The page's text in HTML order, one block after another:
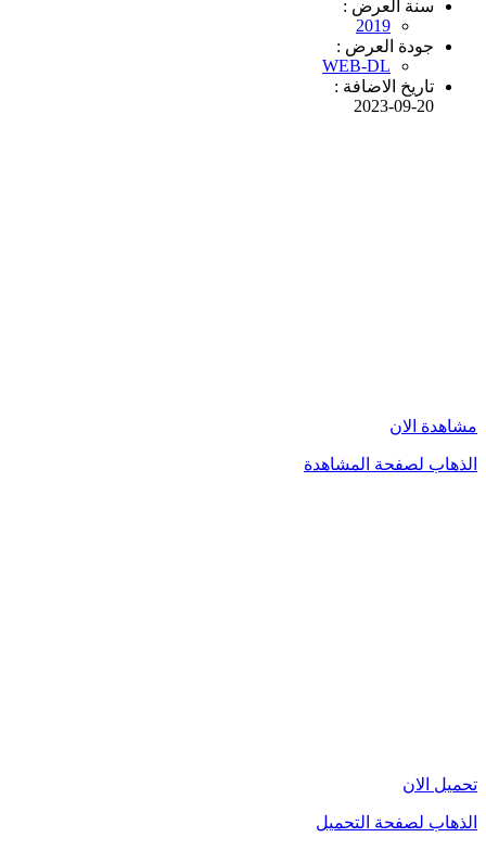
سنة العرض :
2019
جودة العرض :
WEB-DL
تاريخ الاضافة :
2023-09-20
مشاهدة الان
الذهاب لصفحة المشاهدة
تحميل الان
الذهاب لصفحة التحميل